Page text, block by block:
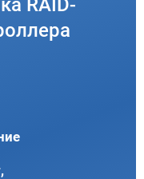
RAID-